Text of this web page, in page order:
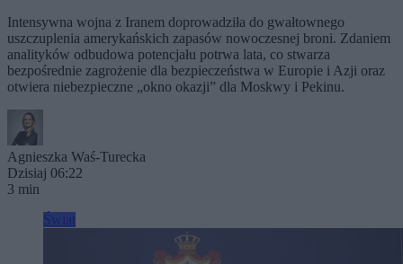
Intensywna wojna z Iranem doprowadziła do gwałtownego
uszczuplenia amerykańskich zapasów nowoczesnej broni. Zdaniem
analityków odbudowa potencjału potrwa lata, co stwarza
bezpośrednie zagrożenie dla bezpieczeństwa w Europie i Azji oraz
otwiera niebezpieczne „okno okazji” dla Moskwy i Pekinu.
Agnieszka Waś-Turecka
Dzisiaj 06:22
3 min